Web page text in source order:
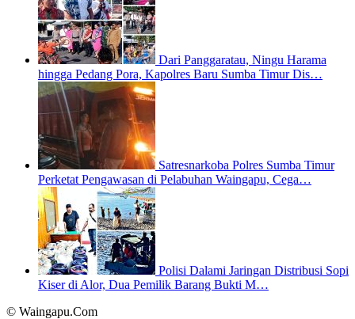
Dari Panggaratau, Ningu Harama
hingga Pedang Pora, Kapolres Baru Sumba Timur Dis…
Satresnarkoba Polres Sumba Timur
Perketat Pengawasan di Pelabuhan Waingapu, Cega…
Polisi Dalami Jaringan Distribusi Sopi
Kiser di Alor, Dua Pemilik Barang Bukti M…
© Waingapu.Com